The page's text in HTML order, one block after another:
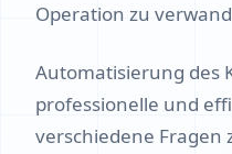
Operation zu
Automatisierung des
professionelle und
verschiedene